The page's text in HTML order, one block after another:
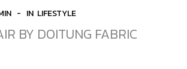
IN LIFESTYLE
BY DOITUNG FABRIC